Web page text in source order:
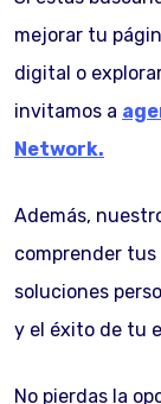
mejorar tu
digital o
invitamos a
Network.
Además,
comprender
soluciones
y el éxito de tu
No pierdas la